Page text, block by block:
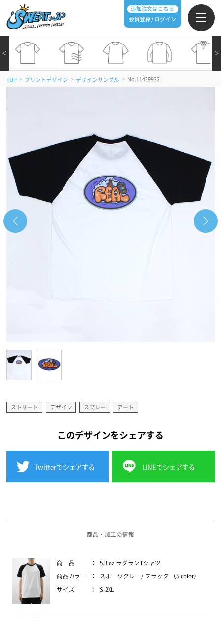
追加注文はこちら
会員登録 / ログイン
＞
＜
TOP > プリントデザイン > デザインサンプル > No.11439932
ストリート デザイン スプレー アート
このデザインをシェアする
Twitterでシェアする LINEでシェアする
商品・加工の情報
商 品 ： 5.3 oz ラグランTシャツ
商品カラー ： スポーツグレー/ ブラック （5 color）
サイズ ： S-2XL